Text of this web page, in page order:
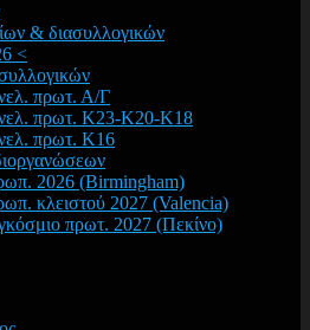
& διασυλλογικών
<
πρωτ. Α/Γ
πρωτ. Κ23-Κ20-Κ18
πρωτ. Κ16
2026 (Birmingham)
κλειστού 2027 (Valencia)
πρωτ. 2027 (Πεκίνο)